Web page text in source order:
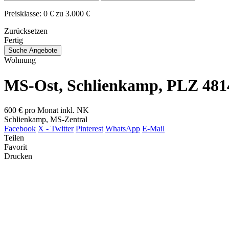
Preisklasse: 0 € zu 3.000 €
Zurücksetzen
Fertig
Suche Angebote
Wohnung
MS-Ost, Schlienkamp, PLZ
600 € pro Monat inkl. NK
Schlienkamp, MS-Zentral
Facebook X - Twitter Pinterest WhatsApp E-Mail
Teilen
Favorit
Drucken